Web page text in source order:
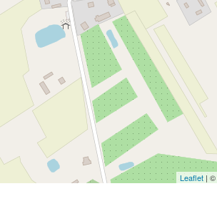
Leaflet | ©